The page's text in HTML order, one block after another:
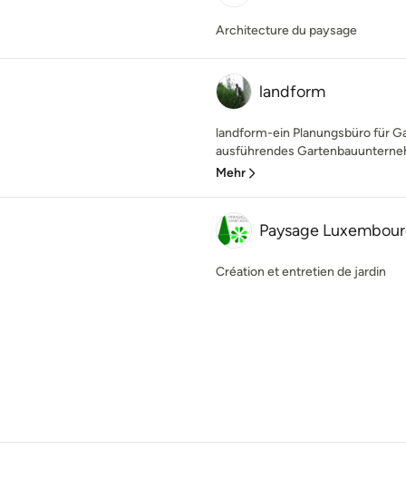
Architecture du paysage
landform
landform-ein Planungsbüro für
ausführendes
Mehr
Paysage
Création et entretien de jardin